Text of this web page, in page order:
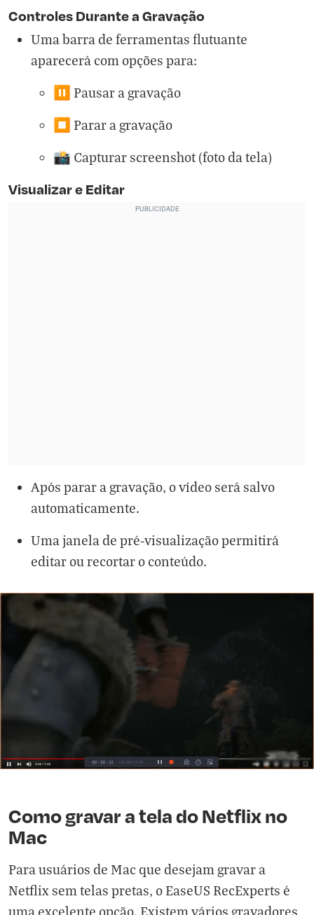
Controles Durante a Gravação
Uma barra de ferramentas flutuante
aparecerá com opções para:
⏸️ Pausar a gravação
⏹️ Parar a gravação
📸 Capturar screenshot (foto da tela)
Visualizar e Editar
Após parar a gravação, o vídeo será salvo
automaticamente.
Uma janela de pré-visualização permitirá
editar ou recortar o conteúdo.
Como gravar a tela do Netflix no
Mac
Para usuários de Mac que desejam gravar a
Netflix sem telas pretas, o EaseUS RecExperts é
uma excelente opção. Existem vários gravadores